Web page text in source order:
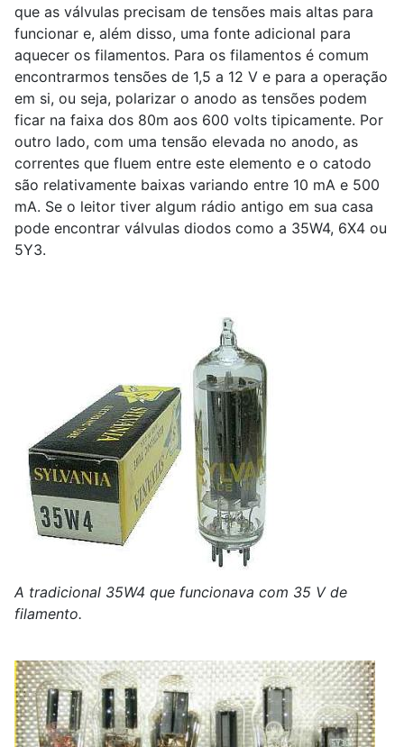
que as válvulas precisam de tensões mais altas para
funcionar e, além disso, uma fonte adicional para
aquecer os filamentos. Para os filamentos é comum
encontrarmos tensões de 1,5 a 12 V e para a operação
em si, ou seja, polarizar o anodo as tensões podem
ficar na faixa dos 80m aos 600 volts tipicamente. Por
outro lado, com uma tensão elevada no anodo, as
correntes que fluem entre este elemento e o catodo
são relativamente baixas variando entre 10 mA e 500
mA. Se o leitor tiver algum rádio antigo em sua casa
pode encontrar válvulas diodos como a 35W4, 6X4 ou
5Y3.
A tradicional 35W4 que funcionava com 35 V de
filamento.